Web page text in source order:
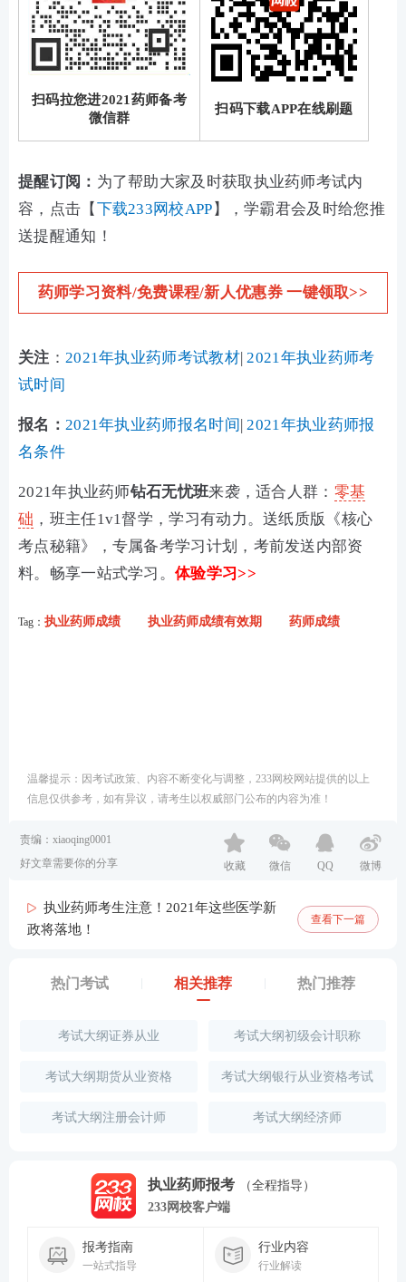
扫码拉您进2021药师备考
微信群
扫码下载APP在线刷题
提醒订阅： 为了帮助大家及时获取执业药师考试内
容，点击【 下载233网校APP 】，学霸君会及时给您推
送提醒通知！
药师学习资料/免费课程/新人优惠券 一键领取>>
关注 ： 2021年执业药师考试教材|2021年执业药师考
试时间
报名： 2021年执业药师报名时间|2021年执业药师报
名条件
2021年执业药师钻石无忧班来袭，适合人群： 零基
础 ，班主任1v1督学，学习有动力。送纸质版《核心
考点秘籍》，专属备考学习计划，考前发送内部资
料。畅享一站式学习。体验学习>>
Tag： 执业药师成绩 执业药师成绩有效期 药师成绩
温馨提示：因考试政策、内容不断变化与调整，233网校网站提供的以上
信息仅供参考，如有异议，请考生以权威部门公布的内容为准！
责编：xiaoqing0001
好文章需要你的分享
收藏 微信 QQ 微博
执业药师考生注意！2021年这些医学新
政将落地！
查看下一篇
热门考试 相关推荐 热门推荐
考试大纲证券从业 考试大纲初级会计职称
考试大纲期货从业资格 考试大纲银行从业资格考试
考试大纲注册会计师 考试大纲经济师
执业药师报考
（全程指导）
233网校客户端
报考指南
一站式指导
行业内容
行业解读